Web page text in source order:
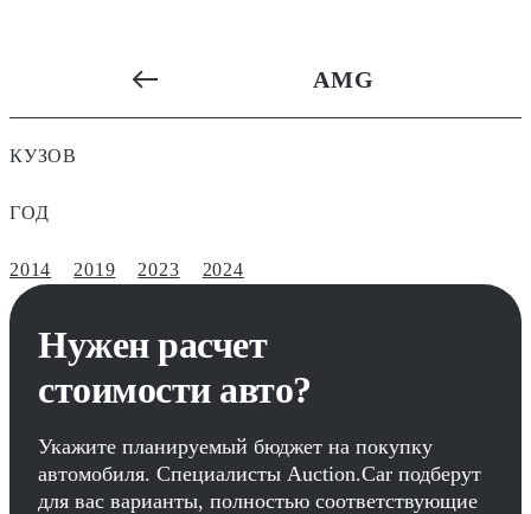
AMG
КУЗОВ
ГОД
2014 2019 2023 2024
Нужен расчет
стоимости авто?
Укажите планируемый бюджет на покупку
автомобиля. Специалисты Auction.Car подберут
для вас варианты, полностью соответствующие